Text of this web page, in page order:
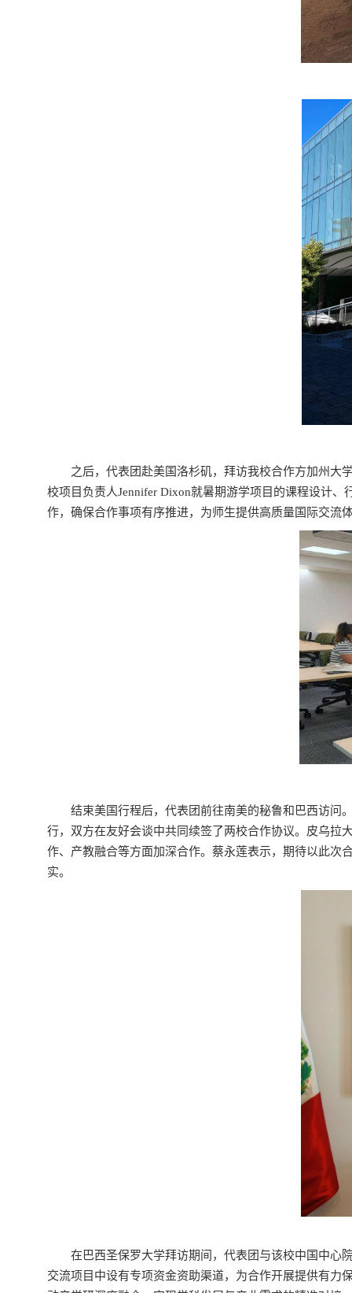
之后，代表团赴美国洛杉矶，拜访我校合作方加州大
校项目负责人Jennifer Dixon就暑期游学项目的课程设计、
作，确保合作事项有序推进，为师生提供高质量国际交流
结束美国行程后，代表团前往南美的秘鲁和巴西访问
行，双方在友好会谈中共同续签了两校合作协议。皮乌拉
作、产教融合等方面加深合作。蔡永莲表示，期待以此次
实。
在巴西圣保罗大学拜访期间，代表团与该校中国中心
交流项目中设有专项资金资助渠道，为合作开展提供有力